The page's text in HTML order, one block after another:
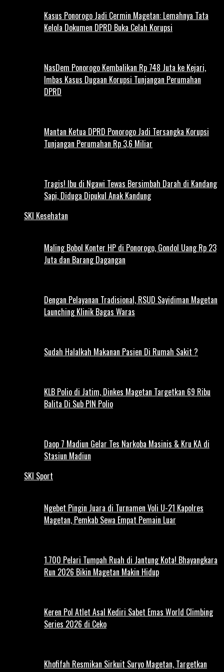
Kasus Ponorogo Jadi Cermin Magetan: Lemahnya Tata
Kelola Dokumen DPRD Buka Celah Korupsi
NasDem Ponorogo Kembalikan Rp 748 Juta ke Kejari,
Imbas Kasus Dugaan Korupsi Tunjangan Perumahan
DPRD
Mantan Ketua DPRD Ponorogo Jadi Tersangka Korupsi
Tunjangan Perumahan Rp 3,6 Miliar
Tragis! Ibu di Ngawi Tewas Bersimbah Darah di Kandang
Sapi, Diduga Dipukul Anak Kandung
SKI Kesehatan
Maling Bobol Konter HP di Ponorogo, Gondol Uang Rp 23
Juta dan Barang Dagangan
Dengan Pelayanan Tradisional, RSUD Sayidiman Magetan
Launching Klinik Bagas Waras
Sudah Halalkah Makanan Pasien Di Rumah Sakit ?
KLB Polio di Jatim, Dinkes Magetan Targetkan 69 Ribu
Balita Di Sub PIN Polio
Daop 7 Madiun Gelar Tes Narkoba Masinis & Kru KA di
Stasiun Madiun
SKI Sport
Ngebet Pingin Juara di Turnamen Voli U-21 Kapolres
Magetan, Pemkab Sewa Empat Pemain Luar
1.700 Pelari Tumpah Ruah di Jantung Kota! Bhayangkara
Run 2026 Bikin Magetan Makin Hidup
Keren Pol Atlet Asal Kediri Sabet Emas World Climbing
Series 2026 di Ceko
Khofifah Resmikan Sirkuit Suryo Magetan, Targetkan